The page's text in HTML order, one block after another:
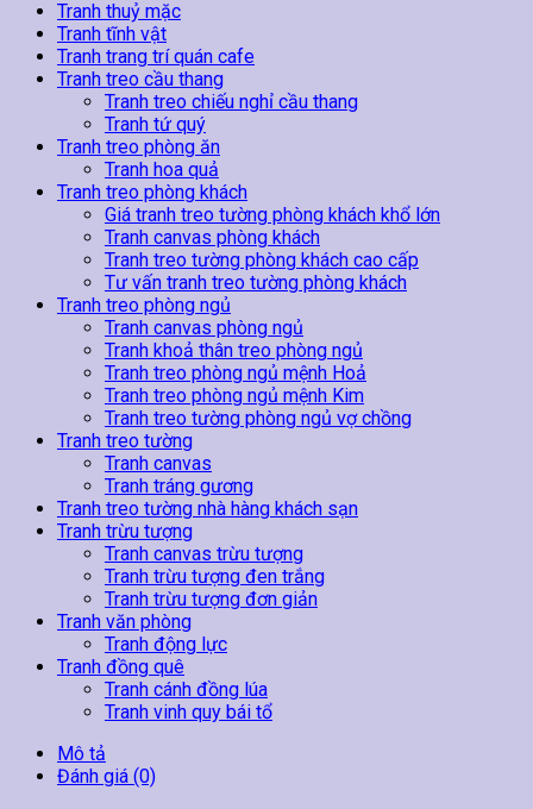
Tranh thuỷ mặc
Tranh tĩnh vật
Tranh trang trí quán cafe
Tranh treo cầu thang
Tranh treo chiếu nghỉ cầu thang
Tranh tứ quý
Tranh treo phòng ăn
Tranh hoa quả
Tranh treo phòng khách
Giá tranh treo tường phòng khách khổ lớn
Tranh canvas phòng khách
Tranh treo tường phòng khách cao cấp
Tư vấn tranh treo tường phòng khách
Tranh treo phòng ngủ
Tranh canvas phòng ngủ
Tranh khoả thân treo phòng ngủ
Tranh treo phòng ngủ mệnh Hoả
Tranh treo phòng ngủ mệnh Kim
Tranh treo tường phòng ngủ vợ chồng
Tranh treo tường
Tranh canvas
Tranh tráng gương
Tranh treo tường nhà hàng khách sạn
Tranh trừu tượng
Tranh canvas trừu tượng
Tranh trừu tượng đen trắng
Tranh trừu tượng đơn giản
Tranh văn phòng
Tranh động lực
Tranh đồng quê
Tranh cánh đồng lúa
Tranh vinh quy bái tổ
Mô tả
Đánh giá (0)